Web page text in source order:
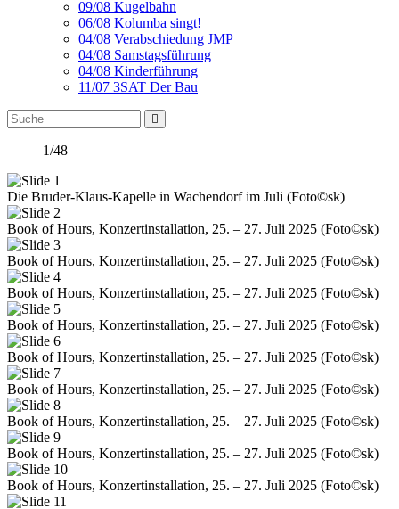
09/08 Kugelbahn
06/08 Kolumba singt!
04/08 Verabschiedung JMP
04/08 Samstagsführung
04/08 Kinderführung
11/07 3SAT Der Bau
1/48
Die Bruder-Klaus-Kapelle in Wachendorf im Juli (Foto©sk)
Book of Hours, Konzertinstallation, 25. – 27. Juli 2025 (Foto©sk)
Book of Hours, Konzertinstallation, 25. – 27. Juli 2025 (Foto©sk)
Book of Hours, Konzertinstallation, 25. – 27. Juli 2025 (Foto©sk)
Book of Hours, Konzertinstallation, 25. – 27. Juli 2025 (Foto©sk)
Book of Hours, Konzertinstallation, 25. – 27. Juli 2025 (Foto©sk)
Book of Hours, Konzertinstallation, 25. – 27. Juli 2025 (Foto©sk)
Book of Hours, Konzertinstallation, 25. – 27. Juli 2025 (Foto©sk)
Book of Hours, Konzertinstallation, 25. – 27. Juli 2025 (Foto©sk)
Book of Hours, Konzertinstallation, 25. – 27. Juli 2025 (Foto©sk)